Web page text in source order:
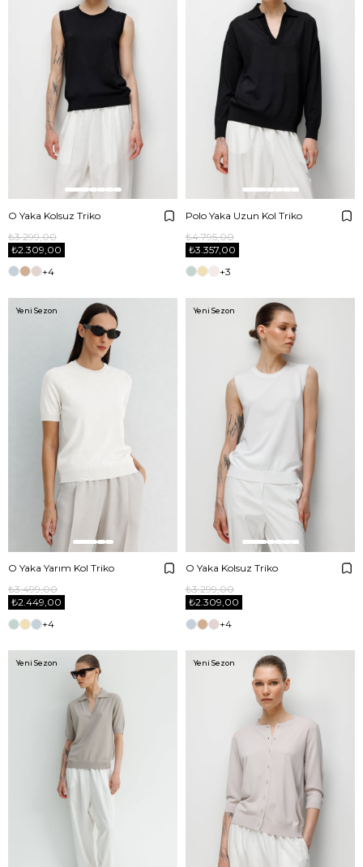
O Yaka Kolsuz Triko
₺2.309,00
₺3.299,00
+4
Polo Yaka Uzun Kol Triko
₺3.357,00
₺4.795,00
+3
O Yaka Yarım Kol Triko
₺2.449,00
₺3.499,00
+4
Yeni Sezon
O Yaka Kolsuz Triko
₺2.309,00
₺3.299,00
+4
Yeni Sezon
Yeni Sezon Yeni Sezon